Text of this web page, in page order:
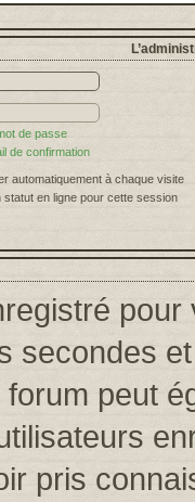
de passe
de confirmation
automatiquement à chaque visite
statut en ligne pour cette session
pour
secondes
forum peut
pris